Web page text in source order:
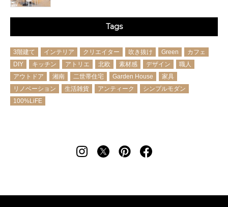
Tags
3階建て インテリア クリエイター 吹き抜け Green
カフェ
DIY
キッチン アトリエ 北欧 素材感 デザイン
職人
アウトドア
湘南 二世帯住宅 Garden House
家具
リノベーション
生活雑貨 アンティーク
シンプルモダン
100%LiFE